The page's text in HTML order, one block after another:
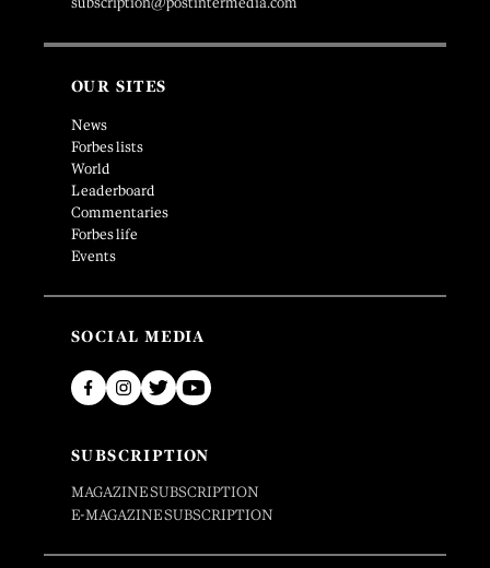
OUR SITES
News
Forbes lists
World
Leaderboard
Commentaries
Forbes life
Events
SOCIAL MEDIA
SUBSCRIPTION
MAGAZINE SUBSCRIPTION
E-MAGAZINE SUBSCRIPTION